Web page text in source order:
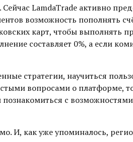
LamdaTrade активно
возможность пополнять
карт, чтобы выполнять
составляет 0%, а если
стратегии, научиться
вопросами о платформе,
познакомиться с
И, как уже упоминалось,